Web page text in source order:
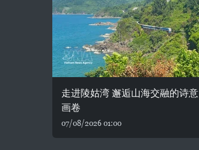
走进陵姑湾 邂逅山海交融的诗意
画卷
07/08/2026 01:00